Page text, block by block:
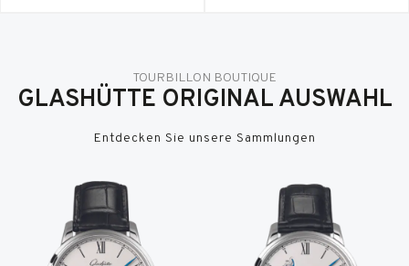
TOURBILLON BOUTIQUE
GLASHÜTTE ORIGINAL AUSWAHL
Entdecken Sie unsere Sammlungen